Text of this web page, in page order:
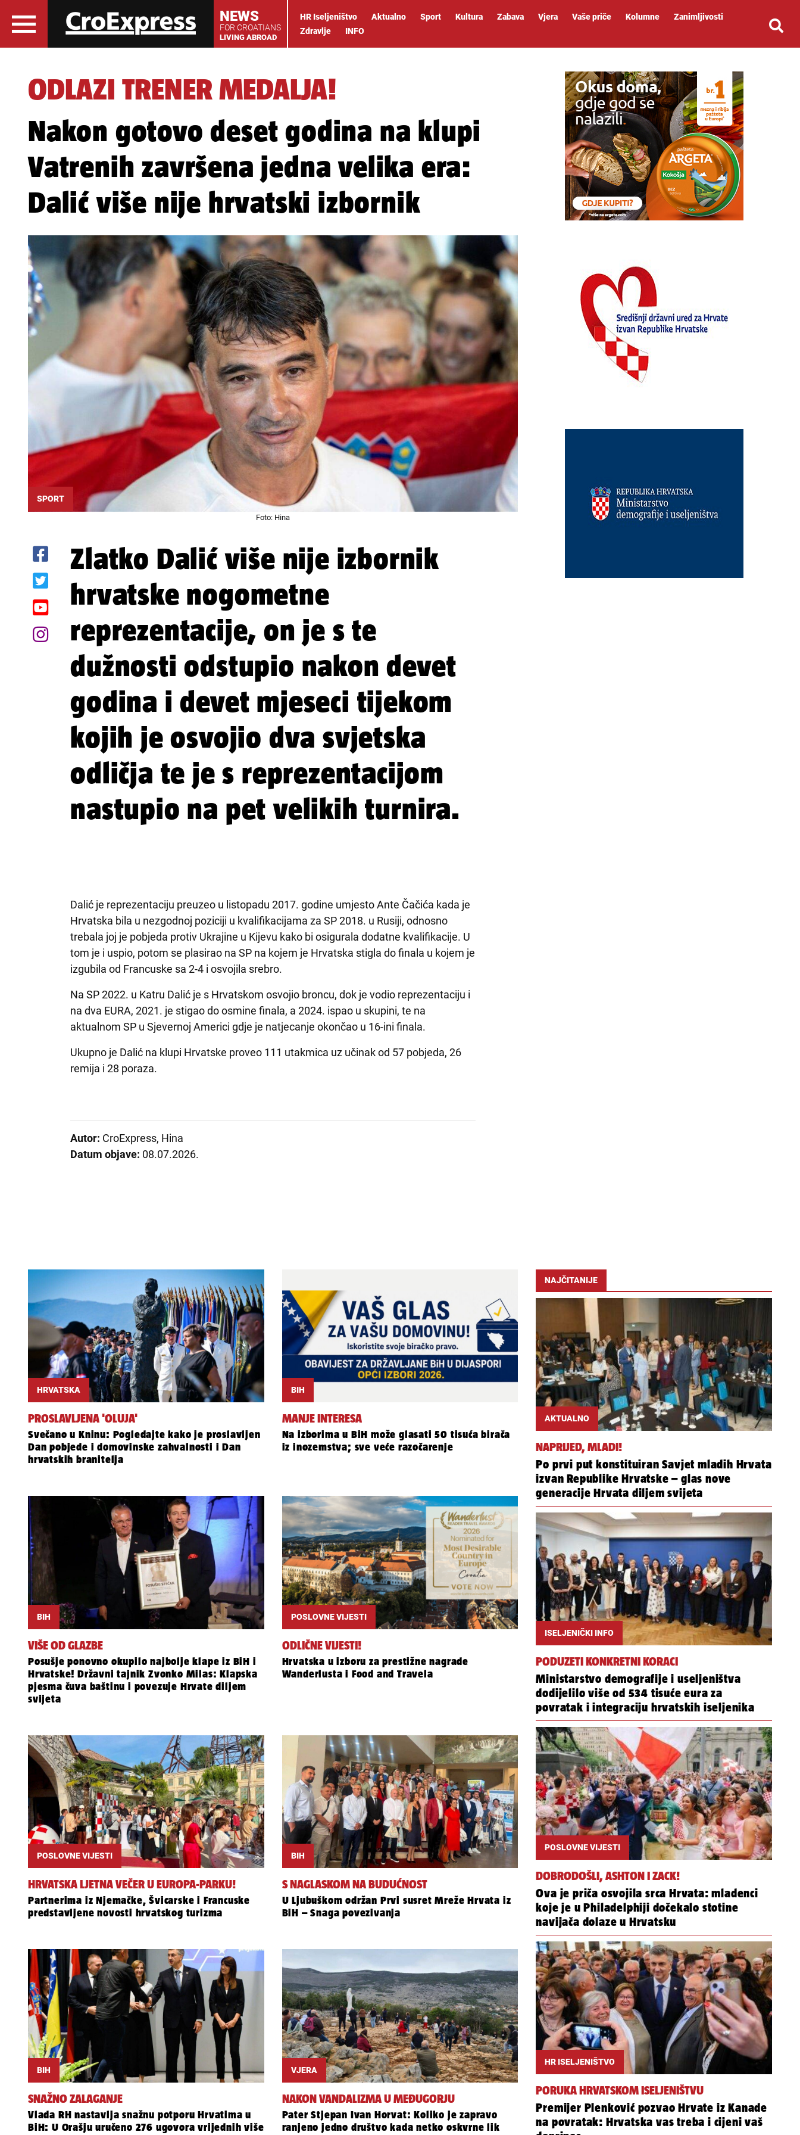
NEWS
FOR CROATIANS
LIVING ABROAD
HR Iseljeništvo Aktualno Sport Kultura Zabava Vjera Vaše priče Kolumne
Zanimljivosti
Zdravlje
INFO
ODLAZI TRENER MEDALJA!
Nakon gotovo deset godina na klupi
Vatrenih završena jedna velika era:
Dalić više nije hrvatski izbornik
SPORT
Foto: Hina
Zlatko Dalić više nije izbornik
hrvatske nogometne
reprezentacije, on je s te
dužnosti odstupio nakon devet
godina i devet mjeseci tijekom
kojih je osvojio dva svjetska
odličja te je s reprezentacijom
nastupio na pet velikih turnira.
Dalić je reprezentaciju preuzeo u listopadu 2017. godine umjesto Ante Čačića kada je
Hrvatska bila u nezgodnoj poziciji u kvalifikacijama za SP 2018. u Rusiji, odnosno
trebala joj je pobjeda protiv Ukrajine u Kijevu kako bi osigurala dodatne kvalifikacije. U
tom je i uspio, potom se plasirao na SP na kojem je Hrvatska stigla do finala u kojem je
izgubila od Francuske sa 2-4 i osvojila srebro.
Na SP 2022. u Katru Dalić je s Hrvatskom osvojio broncu, dok je vodio reprezentaciju i
na dva EURA, 2021. je stigao do osmine finala, a 2024. ispao u skupini, te na
aktualnom SP u Sjevernoj Americi gdje je natjecanje okončao u 16-ini finala.
Ukupno je Dalić na klupi Hrvatske proveo 111 utakmica uz učinak od 57 pobjeda, 26
remija i 28 poraza.
Autor: CroExpress, Hina
Datum objave: 08.07.2026.
HRVATSKA
PROSLAVLJENA 'OLUJA'
Svečano u Kninu: Pogledajte kako je proslavljen
Dan pobjede i domovinske zahvalnosti i Dan
hrvatskih branitelja
BIH
MANJE INTERESA
Na izborima u BiH može glasati 50 tisuća birača
iz inozemstva; sve veće razočarenje
BIH
VIŠE OD GLAZBE
Posušje ponovno okupilo najbolje klape iz BiH i
Hrvatske! Državni tajnik Zvonko Milas: Klapska
pjesma čuva baštinu i povezuje Hrvate diljem
svijeta
POSLOVNE VIJESTI
ODLIČNE VIJESTI!
Hrvatska u izboru za prestižne nagrade
Wanderlusta i Food and Travela
POSLOVNE VIJESTI
HRVATSKA LJETNA VEČER U EUROPA-PARKU!
Partnerima iz Njemačke, Švicarske i Francuske
predstavljene novosti hrvatskog turizma
BIH
S NAGLASKOM NA BUDUĆNOST
U Ljubuškom održan Prvi susret Mreže Hrvata iz
BiH – Snaga povezivanja
BIH
SNAŽNO ZALAGANJE
Vlada RH nastavlja snažnu potporu Hrvatima u
BiH: U Orašju uručeno 276 ugovora vrijednih više
VJERA
NAKON VANDALIZMA U MEĐUGORJU
Pater Stjepan Ivan Horvat: Koliko je zapravo
ranjeno jedno društvo kada netko oskvrne lik
NAJČITANIJE
AKTUALNO
NAPRIJED, MLADI!
Po prvi put konstituiran Savjet mladih Hrvata
izvan Republike Hrvatske – glas nove
generacije Hrvata diljem svijeta
ISELJENIČKI INFO
PODUZETI KONKRETNI KORACI
Ministarstvo demografije i useljeništva
dodijelilo više od 534 tisuće eura za
povratak i integraciju hrvatskih iseljenika
POSLOVNE VIJESTI
DOBRODOŠLI, ASHTON I ZACK!
Ova je priča osvojila srca Hrvata: mladenci
koje je u Philadelphiji dočekalo stotine
navijača dolaze u Hrvatsku
HR ISELJENIŠTVO
PORUKA HRVATSKOM ISELJENIŠTVU
Premijer Plenković pozvao Hrvate iz Kanade
na povratak: Hrvatska vas treba i cijeni vaš